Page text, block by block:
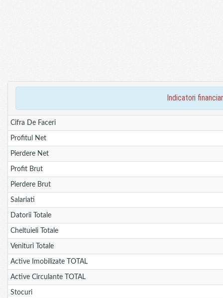
indicatori
Cifra De Faceri
Profitul Net
Pierdere Net
Profit Brut
Pierdere Brut
Salariati
Datorii Totale
Cheltuieli Totale
Venituri Totale
Active Imobilizate TOTAL
Active Circulante TOTAL
Stocuri